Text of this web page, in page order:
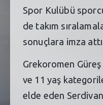
Spor Kulübü
de takım
sonuçlara imza
Grekoromen Güreş
ve 11 yaş
elde eden